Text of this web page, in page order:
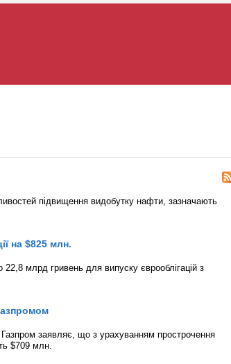
підвищення видобутку нафти, зазначають
на $825 млн.
22,8 млрд гривень для випуску єврооблігацій з
заявляє, що з урахуванням прострочення
$709 млн.